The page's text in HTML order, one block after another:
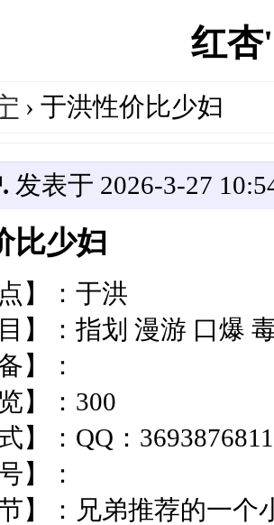
红杏
› 于洪性价比少妇
发表于 2026-3-27
比少妇
】：于洪
】：指划 漫游 口爆
】：
】：300
】：QQ：
】：
节】：兄弟推荐的一